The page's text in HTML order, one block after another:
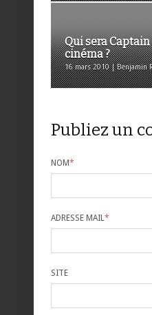
Qui sera
cinéma ?
16 mars 2010 | Benjamin
Publiez un
NOM*
ADRESSE MAIL*
SITE